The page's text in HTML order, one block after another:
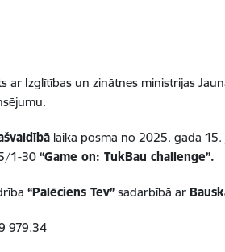
ar Izglītības un zinātnes ministrijas
laika posmā no 2025. gada
1-30“Game on: TukBau challenge”.
“Palēciens Tev” sadarbībā ar
979.34